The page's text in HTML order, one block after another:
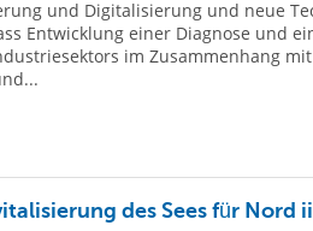
und Digitalisierung und neue
Entwicklung einer Diagnose und
im Zusammenhang
des Sees für Nord ii